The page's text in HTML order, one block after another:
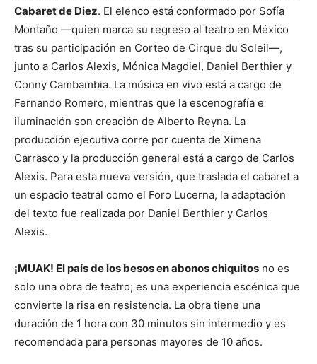
Cabaret de Diez. El elenco está conformado por Sofía
Montaño —quien marca su regreso al teatro en México
tras su participación en Corteo de Cirque du Soleil—,
junto a Carlos Alexis, Mónica Magdiel, Daniel Berthier y
Conny Cambambia. La música en vivo está a cargo de
Fernando Romero, mientras que la escenografía e
iluminación son creación de Alberto Reyna. La
producción ejecutiva corre por cuenta de Ximena
Carrasco y la producción general está a cargo de Carlos
Alexis. Para esta nueva versión, que traslada el cabaret a
un espacio teatral como el Foro Lucerna, la adaptación
del texto fue realizada por Daniel Berthier y Carlos
Alexis.
¡MUAK! El país de los besos en abonos chiquitos no es
solo una obra de teatro; es una experiencia escénica que
convierte la risa en resistencia. La obra tiene una
duración de 1 hora con 30 minutos sin intermedio y es
recomendada para personas mayores de 10 años.